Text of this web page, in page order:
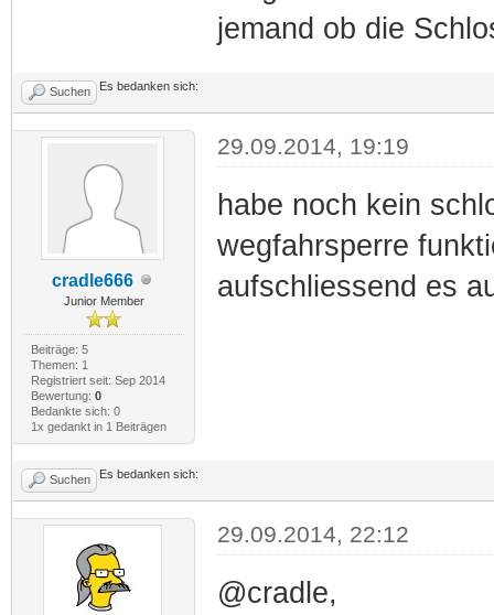
jemand ob die
Suchen Es bedanken sich:
cradle666
Junior Member
Beiträge: 5
Themen: 1
Registriert seit: Sep 2014
Bewertung: 0
Bedankte sich: 0
1x gedankt in 1 Beiträgen
29.09.2014, 19:19
habe noch kein
wegfahrsperre
aufschliessend es
Suchen Es bedanken sich:
29.09.2014, 22:12
@cradle,